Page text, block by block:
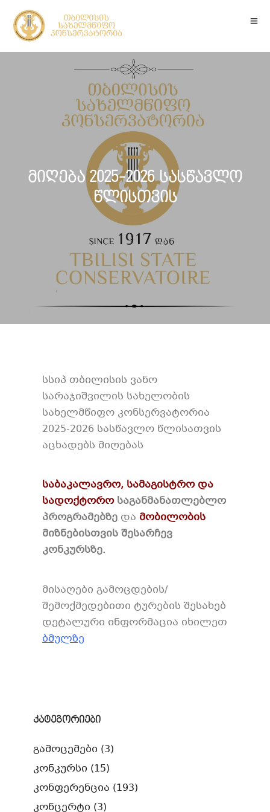
მიღება 2025-2026 სასწავლო
წლისთვის
სსიპ თბილისის ვანო
სარაჯიშვილის სახელობის
სახელმწიფო კონსერვატორია
2025-2026 სასწავლო წლისათვის
აცხადებს მიღებას
საბაკალავრო, სამაგისტრო და
სადოქტორო საგანმანათლებლო
პროგრამებზე და მობილობის
მიზნებისთვის შესარჩევ
კონკურსზე.
მისაღები გამოცდების/
შემოქმედებითი ტურების შესახებ
დეტალური ინფორმაცია იხილეთ
ბმულზე
კატეგორიები
გამოცემები (3)
კონკურსი (15)
კონფერენცია (193)
კონცერტი (3)